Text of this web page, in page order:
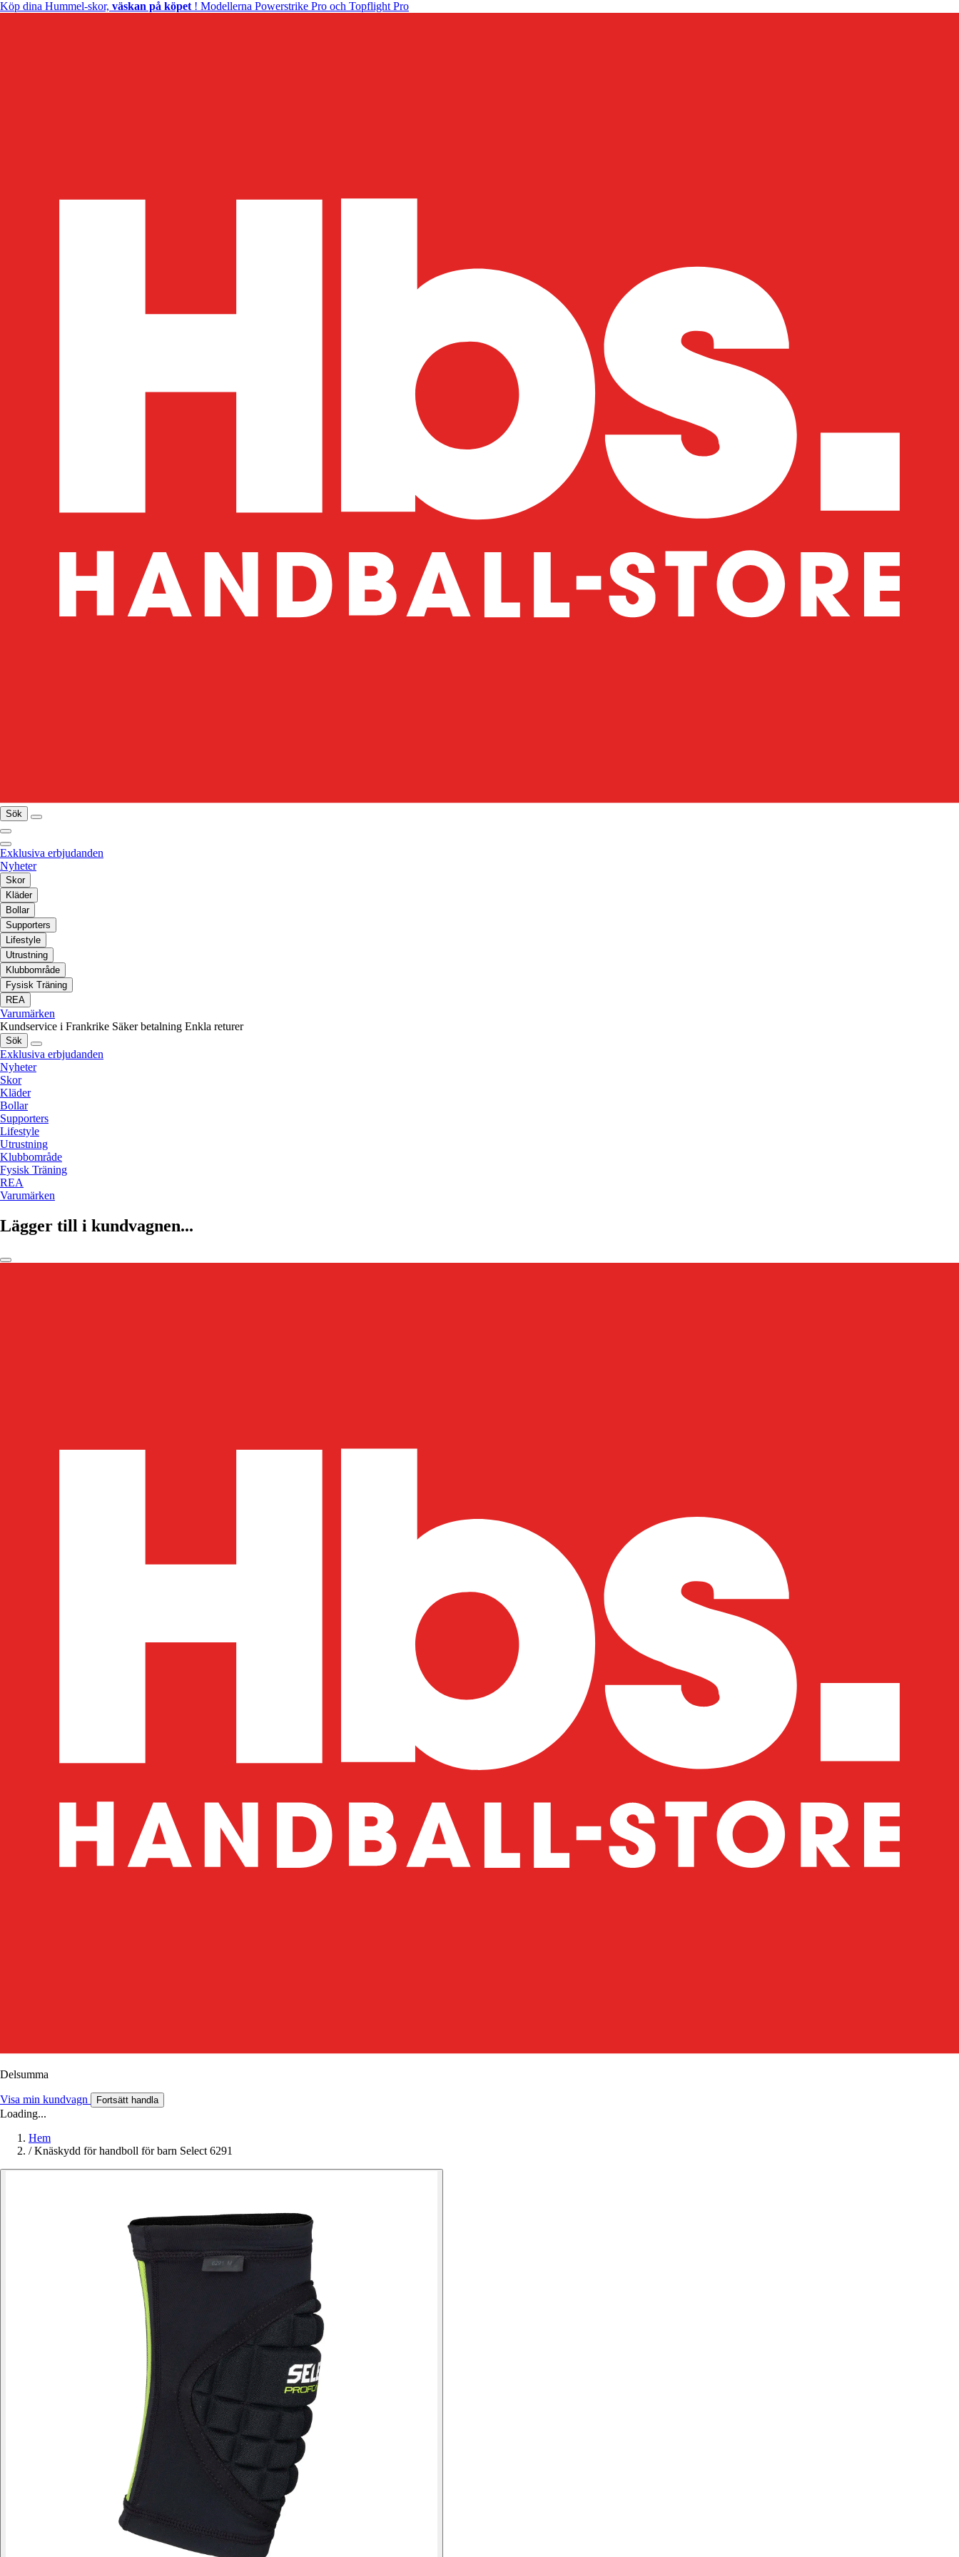
Köp dina Hummel-skor, väskan på köpet ! Modellerna Powerstrike Pro och Topflight Pro
Sök
Exklusiva erbjudanden
Nyheter
Skor
Kläder
Bollar
Supporters
Lifestyle
Utrustning
Klubbområde
Fysisk Träning
REA
Varumärken
Kundservice i Frankrike Säker betalning Enkla returer
Sök
Exklusiva erbjudanden
Nyheter
Skor
Kläder
Bollar
Supporters
Lifestyle
Utrustning
Klubbområde
Fysisk Träning
REA
Varumärken
Lägger till i kundvagnen...
Delsumma
Visa min kundvagn Fortsätt handla
Loading...
Hem
/ Knäskydd för handboll för barn Select 6291